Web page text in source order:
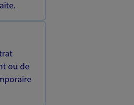
ou de